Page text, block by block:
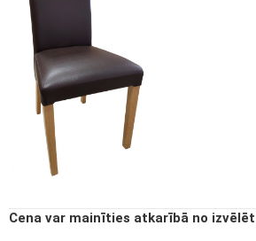
Cena var mainīties atkarībā no